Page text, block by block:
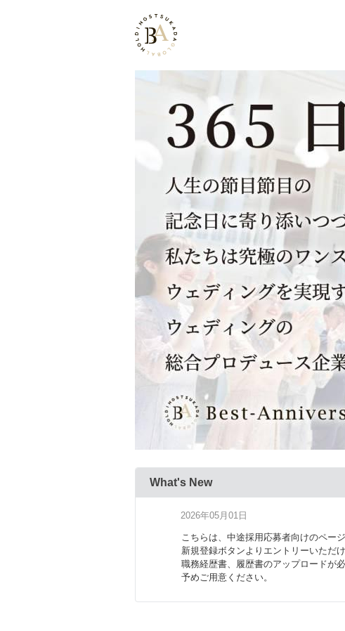
What's New
2026年05月01日
こちらは、中途採用応募者向けのページ
新規登録ボタンよりエントリーいただけ
職務経歴書、履歴書のアップロードが必
予めご用意ください。